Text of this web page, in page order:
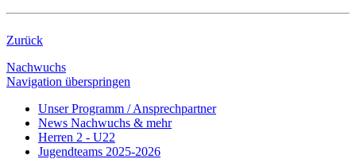
Zurück
Nachwuchs
Navigation überspringen
Unser Programm / Ansprechpartner
News Nachwuchs & mehr
Herren 2 - U22
Jugendteams 2025-2026